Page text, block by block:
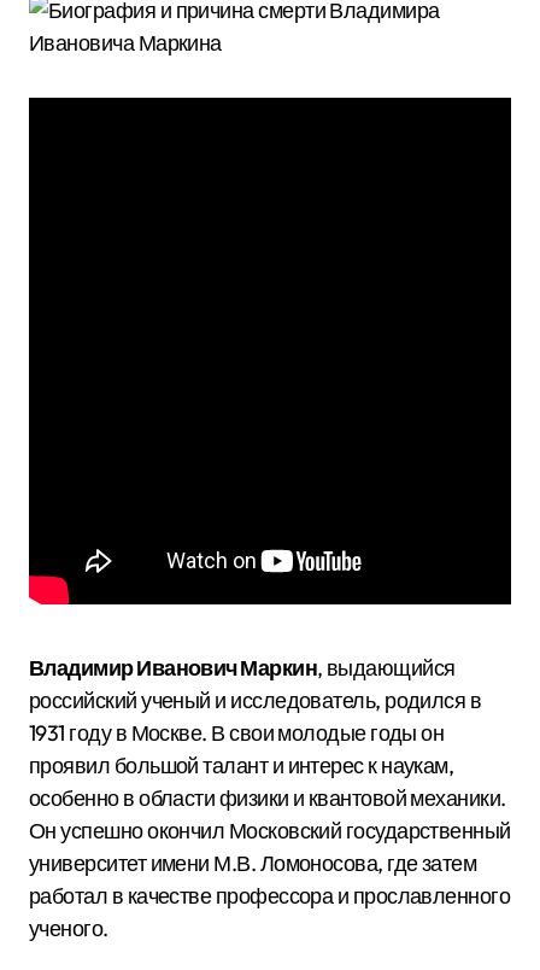
Владимир Иванович Маркин, выдающийся
российский ученый и исследователь, родился в
1931 году в Москве. В свои молодые годы он
проявил большой талант и интерес к наукам,
особенно в области физики и квантовой механики.
Он успешно окончил Московский государственный
университет имени М.В. Ломоносова, где затем
работал в качестве профессора и прославленного
ученого.